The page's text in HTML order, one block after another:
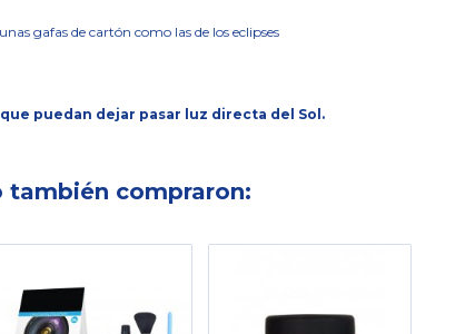
gafas de cartón como las de los eclipses
puedan dejar pasar luz directa del Sol.
también compraron: